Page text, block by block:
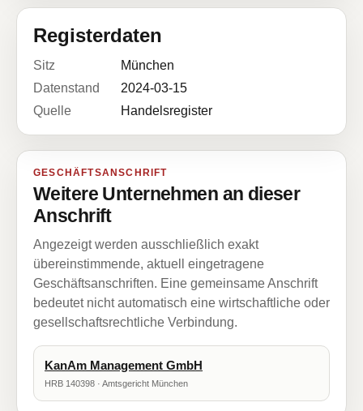
Registerdaten
Sitz
München
Datenstand
2024-03-15
Quelle
Handelsregister
GESCHÄFTSANSCHRIFT
Weitere Unternehmen an dieser
Anschrift
Angezeigt werden ausschließlich exakt
übereinstimmende, aktuell eingetragene
Geschäftsanschriften. Eine gemeinsame Anschrift
bedeutet nicht automatisch eine wirtschaftliche oder
gesellschaftsrechtliche Verbindung.
KanAm Management GmbH
HRB 140398 · Amtsgericht München